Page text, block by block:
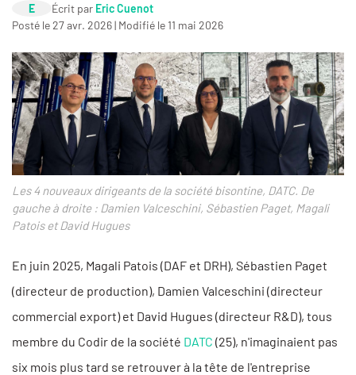
E Écrit par Eric Cuenot
Posté le 27 avr. 2026 | Modifié le 11 mai 2026
Les 4 nouveaux dirigeants de la société bisontine, DATC. De
gauche à droite : Damien Valceschini, Sébastien Paget, Magali
Patois et David Hugues
En juin 2025, Magali Patois (DAF et DRH), Sébastien Paget
(directeur de production), Damien Valceschini (directeur
commercial export) et David Hugues (directeur R&D), tous
membre du Codir de la société DATC (25), n'imaginaient pas
six mois plus tard se retrouver à la tête de l'entreprise